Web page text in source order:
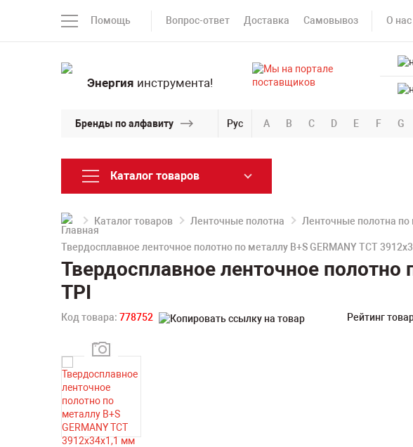
Помощь Вопрос-ответ Доставка Самовывоз О нас
Энергия инструмента!
Бренды по алфавиту Рус A B C D E F G
Каталог товаров
Каталог товаров Ленточные полотна Ленточные полотна по
Твердосплавное ленточное полотно по металлу B+S GERMANY TCT
Твердосплавное ленточное полотно
TPI
Код товара: 778752 Рейтинг